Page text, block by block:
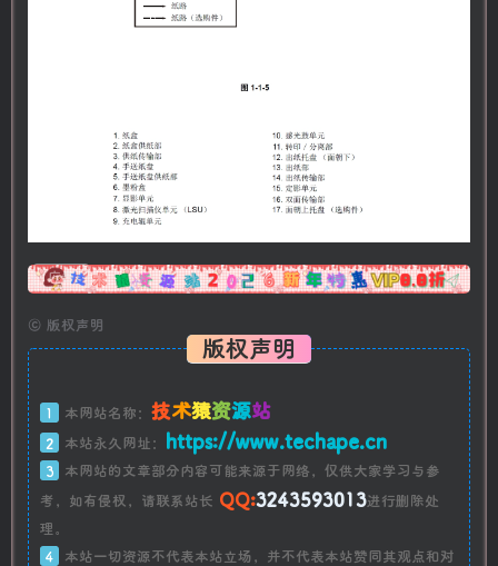
广告
© 版权声明
版权声明
1 本网站名称： 技术猿资源站
2 本站永久网址： https://www.techape.cn
3
本网站的文章部分内容可能来源于网络，仅供大家学习与参
考，如有侵权，请联系站长 QQ:3243593013进行删除处
理。
4
本站一切资源不代表本站立场，并不代表本站赞同其观点和对